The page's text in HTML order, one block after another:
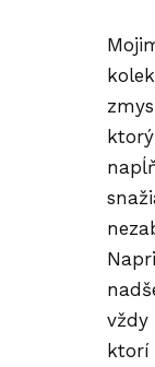
vždy
ktorí